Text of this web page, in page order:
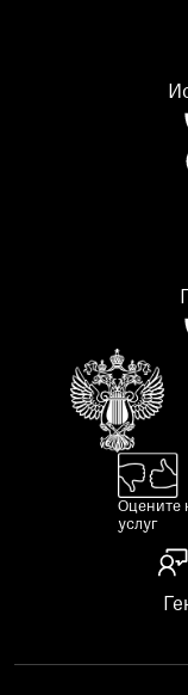
Оцените
услуг